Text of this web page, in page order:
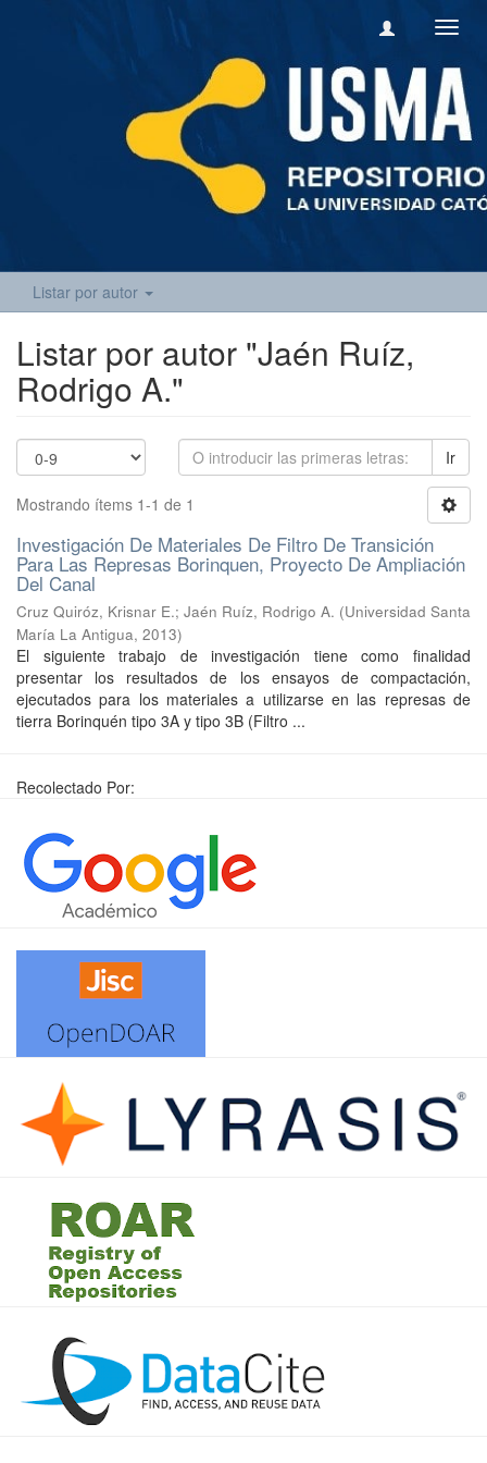
Listar por autor
Listar por autor "Jaén Ruíz,
Rodrigo A."
Ir
Mostrando ítems 1-1 de 1
Investigación De Materiales De Filtro De Transición
Para Las Represas Borinquen, Proyecto De Ampliación
Del Canal
Cruz Quiróz, Krisnar E.; Jaén Ruíz, Rodrigo A. (Universidad Santa
María La Antigua, 2013)
El siguiente trabajo de investigación tiene como finalidad
presentar los resultados de los ensayos de compactación,
ejecutados para los materiales a utilizarse en las represas de
tierra Borinquén tipo 3A y tipo 3B (Filtro ...
Recolectado Por: